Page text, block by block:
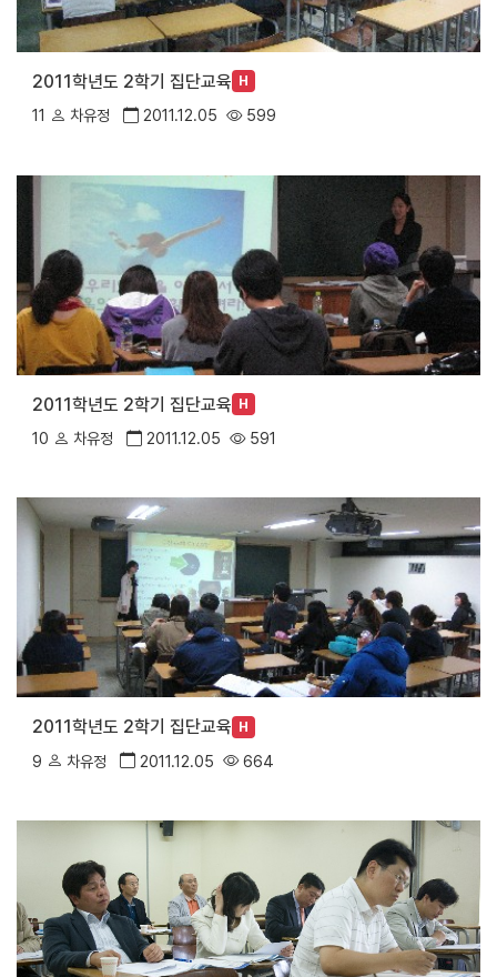
2011학년도 2학기 집단교육 H
11 차유정 2011.12.05 599
2011학년도 2학기 집단교육 H
10 차유정 2011.12.05 591
2011학년도 2학기 집단교육 H
9 차유정 2011.12.05 664